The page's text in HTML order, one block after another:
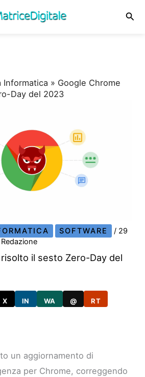
Informatica » Google Chrome
Day del 2023
SOFTWARE / 29
Redazione
il sesto Zero-Day del
X IN WA @ RT
un aggiornamento di
per Chrome, correggendo